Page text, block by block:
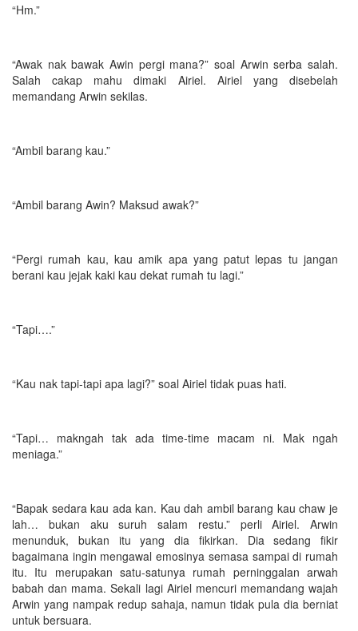
“Hm.”
“Awak nak bawak Awin pergi mana?” soal Arwin serba salah.
Salah cakap mahu dimaki Airiel. Airiel yang disebelah
memandang Arwin sekilas.
“Ambil barang kau.”
“Ambil barang Awin? Maksud awak?”
“Pergi rumah kau, kau amik apa yang patut lepas tu jangan
berani kau jejak kaki kau dekat rumah tu lagi.”
“Tapi….”
“Kau nak tapi-tapi apa lagi?” soal Airiel tidak puas hati.
“Tapi… makngah tak ada time-time macam ni. Mak ngah
meniaga.”
“Bapak sedara kau ada kan. Kau dah ambil barang kau chaw je
lah… bukan aku suruh salam restu.” perli Airiel. Arwin
menunduk, bukan itu yang dia fikirkan. Dia sedang fikir
bagaimana ingin mengawal emosinya semasa sampai di rumah
itu. Itu merupakan satu-satunya rumah perninggalan arwah
babah dan mama. Sekali lagi Airiel mencuri memandang wajah
Arwin yang nampak redup sahaja, namun tidak pula dia berniat
untuk bersuara.